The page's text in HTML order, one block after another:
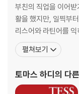
부친의 직업을 이어
활을 했지만, 일찍부
리스어와 라틴어를
예술적 소양을 쌓아 나갔다. 1856년, 남편을 살해한 마
교수형을 목격하는데
라 교회건축가의 제자
펼쳐보기
토마스 하디 의 다